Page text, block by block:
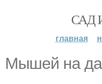
САД
главная
Мышей на